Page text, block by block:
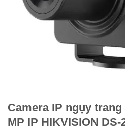
Camera IP ngụy trang
MP IP HIKVISION DS-